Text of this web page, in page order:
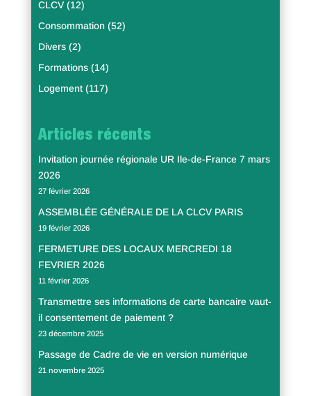
CLCV(12)
Consommation(52)
Divers(2)
Formations(14)
Logement(117)
Articles récents
Invitation journée régionale UR Ile-de-France 7 mars
2026
27 février 2026
ASSEMBLÉE GÉNÉRALE DE LA CLCV PARIS
19 février 2026
FERMETURE DES LOCAUX MERCREDI 18
FEVRIER 2026
11 février 2026
Transmettre ses informations de carte bancaire vaut-
il consentement de paiement ?
23 décembre 2025
Passage de Cadre de vie en version numérique
21 novembre 2025